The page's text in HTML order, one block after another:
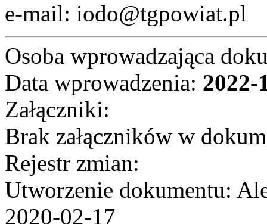
e-mail: iodo@tgpowiat.pl
Osoba wprowadzająca
Data wprowadzenia: 2022-
Załączniki:
Brak załączników w
Rejestr zmian:
Utworzenie dokumentu:
2020-02-17